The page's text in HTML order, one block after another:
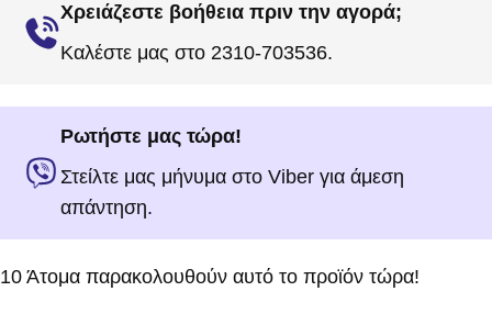
Χρειάζεστε βοήθεια πριν την αγορά;
Καλέστε μας στο 2310-703536.
Ρωτήστε μας τώρα!
Στείλτε μας μήνυμα στο Viber για άμεση
απάντηση.
10 Άτομα παρακολουθούν αυτό το προϊόν τώρα!